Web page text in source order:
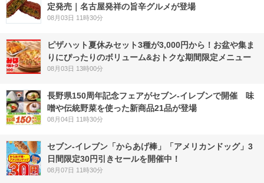
定発売｜名古屋発祥の旨辛グルメが登場
08月03日 11時30分
ピザハット夏休みセット3種が3,000円から！お盆や集ま
りにぴったりのボリューム&おトクな期間限定メニュー
08月03日 13時00分
長野県150周年記念フェアがセブン-イレブンで開催 味
噌や伝統野菜を使った新商品21品が登場
08月04日 11時30分
セブン‐イレブン「からあげ棒」「アメリカンドッグ」3
日間限定30円引きセールを開催中！
08月07日 11時30分